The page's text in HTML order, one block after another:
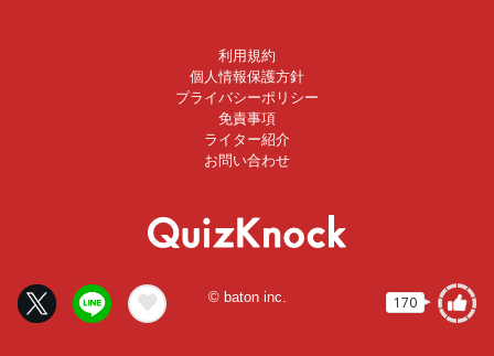
170
利用規約
個人情報保護方針
プライバシーポリシー
免責事項
ライター紹介
お問い合わせ
© baton inc.